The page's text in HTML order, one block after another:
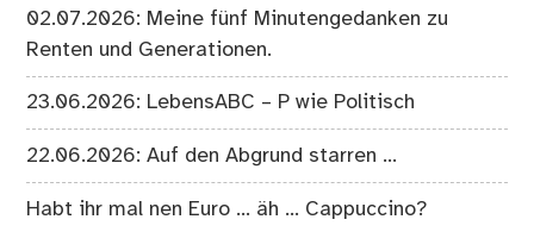
02.07.2026: Meine fünf Minutengedanken zu
Renten und Generationen.
23.06.2026: LebensABC – P wie Politisch
22.06.2026: Auf den Abgrund starren …
Habt ihr mal nen Euro … äh … Cappuccino?